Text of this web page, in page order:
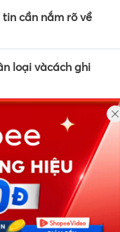
cần nắm rõ về
loại vàcách ghi
Online
Tổ 05, Phường Quan
Việt Nam